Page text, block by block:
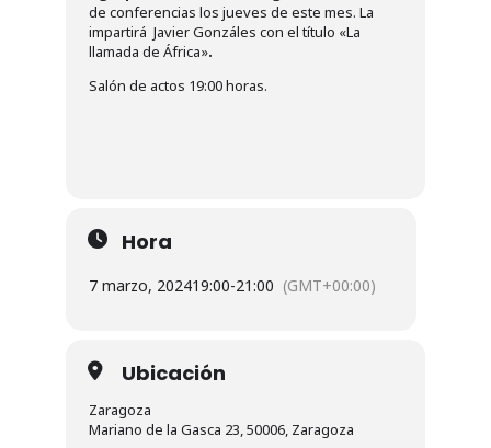
de conferencias los jueves de este mes. La
impartirá Javier Gonzáles con el título «La
llamada de África».
Salón de actos 19:00 horas.
Hora
7 marzo, 202419:00-21:00 (GMT+00:00)
Ubicación
Zaragoza
Mariano de la Gasca 23, 50006, Zaragoza